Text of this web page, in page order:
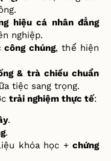
hiệu cá nhânđẳng
nghiệp.
công chúng, thể hiện
ng & trà chiều chuẩn
ữa tiệc sang trọng.
c trải nghiệm thực tế:
.
.
ệu khóa học +chứng